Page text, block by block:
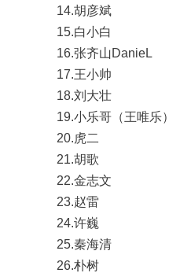
14.胡彦斌
15.白小白
16.张齐山DanieL
17.王小帅
18.刘大壮
19.小乐哥（王唯乐）
20.虎二
21.胡歌
22.金志文
23.赵雷
24.许巍
25.秦海清
26.朴树